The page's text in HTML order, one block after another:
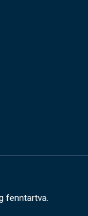
fenntartva.